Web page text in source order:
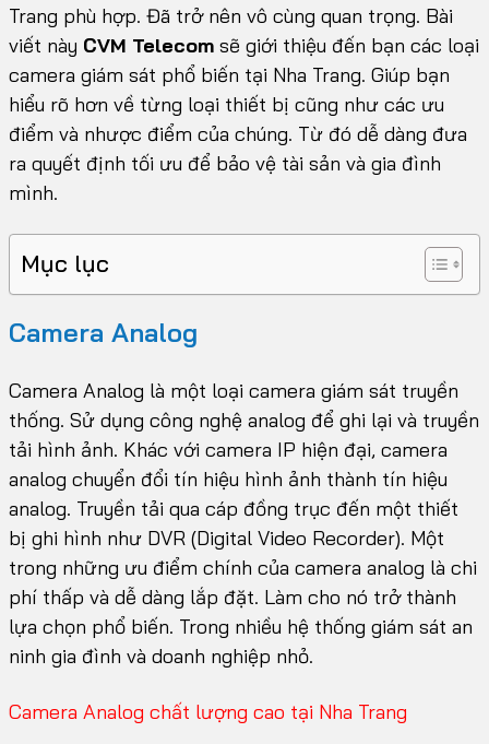
Trang phù hợp. Đã trở nên vô cùng quan trọng. Bài
viết này CVM Telecom sẽ giới thiệu đến bạn các loại
camera giám sát phổ biến tại Nha Trang. Giúp bạn
hiểu rõ hơn về từng loại thiết bị cũng như các ưu
điểm và nhược điểm của chúng. Từ đó dễ dàng đưa
ra quyết định tối ưu để bảo vệ tài sản và gia đình
mình.
Mục lục
Camera Analog
Camera Analog là một loại camera giám sát truyền
thống. Sử dụng công nghệ analog để ghi lại và truyền
tải hình ảnh. Khác với camera IP hiện đại, camera
analog chuyển đổi tín hiệu hình ảnh thành tín hiệu
analog. Truyền tải qua cáp đồng trục đến một thiết
bị ghi hình như DVR (Digital Video Recorder). Một
trong những ưu điểm chính của camera analog là chi
phí thấp và dễ dàng lắp đặt. Làm cho nó trở thành
lựa chọn phổ biến. Trong nhiều hệ thống giám sát an
ninh gia đình và doanh nghiệp nhỏ.
Camera Analog chất lượng cao tại Nha Trang